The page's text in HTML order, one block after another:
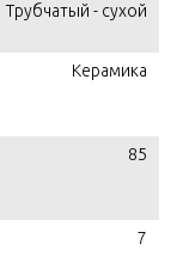
Трубчатый - сухой
Керамика
85
7